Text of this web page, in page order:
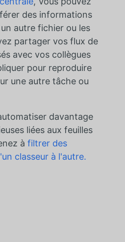
des informations
autre fichier ou les
partager vos flux de
avec vos collègues
pour reproduire
une autre tâche ou
davantage
liées aux feuilles
à filtrer des
classeur à l'autre.